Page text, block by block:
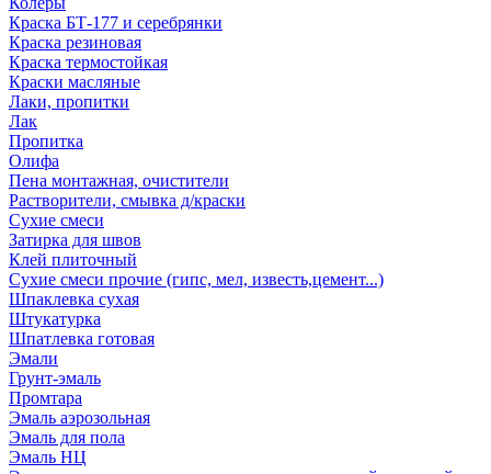
Краска БТ-177 и серебрянки
Краска резиновая
Краска термостойкая
Краски масляные
Лаки, пропитки
Лак
Пропитка
Олифа
Пена монтажная, очистители
Растворители, смывка д/краски
Сухие смеси
Затирка для швов
Клей плиточный
Сухие смеси прочие (гипс, мел, известь,цемент...)
Шпаклевка сухая
Штукатурка
Шпатлевка готовая
Эмали
Грунт-эмаль
Промтара
Эмаль аэрозольная
Эмаль для пола
Эмаль НЦ